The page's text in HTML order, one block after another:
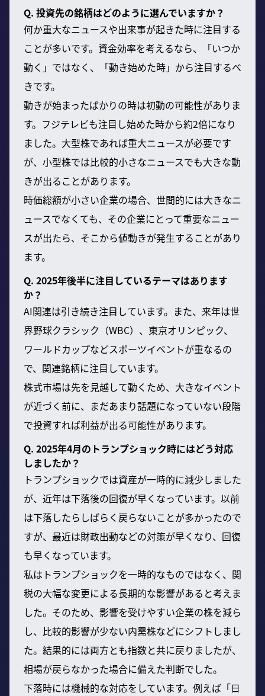
Q. 投資先の銘柄はどのように選んでいますか？
何か重大なニュースや出来事が起きた時に注目する
ことが多いです。資金効率を考えるなら、「いつか
動く」ではなく、「動き始めた時」から注目するべ
きです。
動きが始まったばかりの時は初動の可能性がありま
す。フジテレビも注目し始めた時から約2倍になり
ました。大型株であれば重大ニュースが必要です
が、小型株では比較的小さなニュースでも大きな動
きが出ることがあります。
時価総額が小さい企業の場合、世間的には大きなニ
ュースでなくても、その企業にとって重要なニュー
スが出たら、そこから値動きが発生することがあり
ます。
Q. 2025年後半に注目しているテーマはあります
か？
AI関連は引き続き注目しています。また、来年は世
界野球クラシック（WBC）、東京オリンピック、
ワールドカップなどスポーツイベントが重なるの
で、関連銘柄に注目しています。
株式市場は先を見越して動くため、大きなイベント
が近づく前に、まだあまり話題になっていない段階
で投資すれば利益が出る可能性があります。
Q. 2025年4月のトランプショック時にはどう対応
しましたか？
トランプショックでは資産が一時的に減少しました
が、近年は下落後の回復が早くなっています。以前
は下落したらしばらく戻らないことが多かったので
すが、最近は財政出動などの対策が早くなり、回復
も早くなっています。
私はトランプショックを一時的なものではなく、関
税の大幅な変更による長期的な影響があると考えま
した。そのため、影響を受けやすい企業の株を減ら
し、比較的影響が少ない内需株などにシフトしまし
た。結果的には両方とも指数と共に戻りましたが、
相場が戻らなかった場合に備えた判断でした。
下落時には機械的な対応をしています。例えば「日